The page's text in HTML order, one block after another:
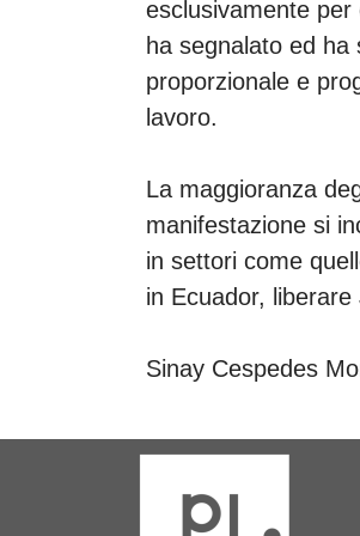
esclusivamente per
ha segnalato ed ha
proporzionale e
lavoro.
La maggioranza
manifestazione si
in settori come
in Ecuador,
Sinay Cespedes